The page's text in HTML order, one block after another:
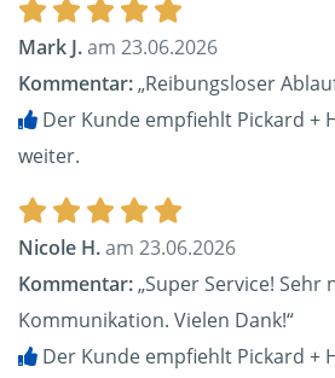
Mark J.am 23.06.2026
Kommentar:„Reibungsloser
Der Kunde empfiehlt Pickard +
weiter.
Nicole H.am 23.06.2026
Kommentar:„Super Service! Sehr
Kommunikation. Vielen Dank!“
Der Kunde empfiehlt Pickard +